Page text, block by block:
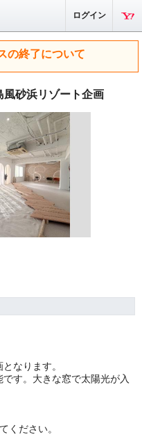
ログイン
の終了について
風砂浜リゾート企画
なります。
す。大きな窓で太陽光が入
ください。